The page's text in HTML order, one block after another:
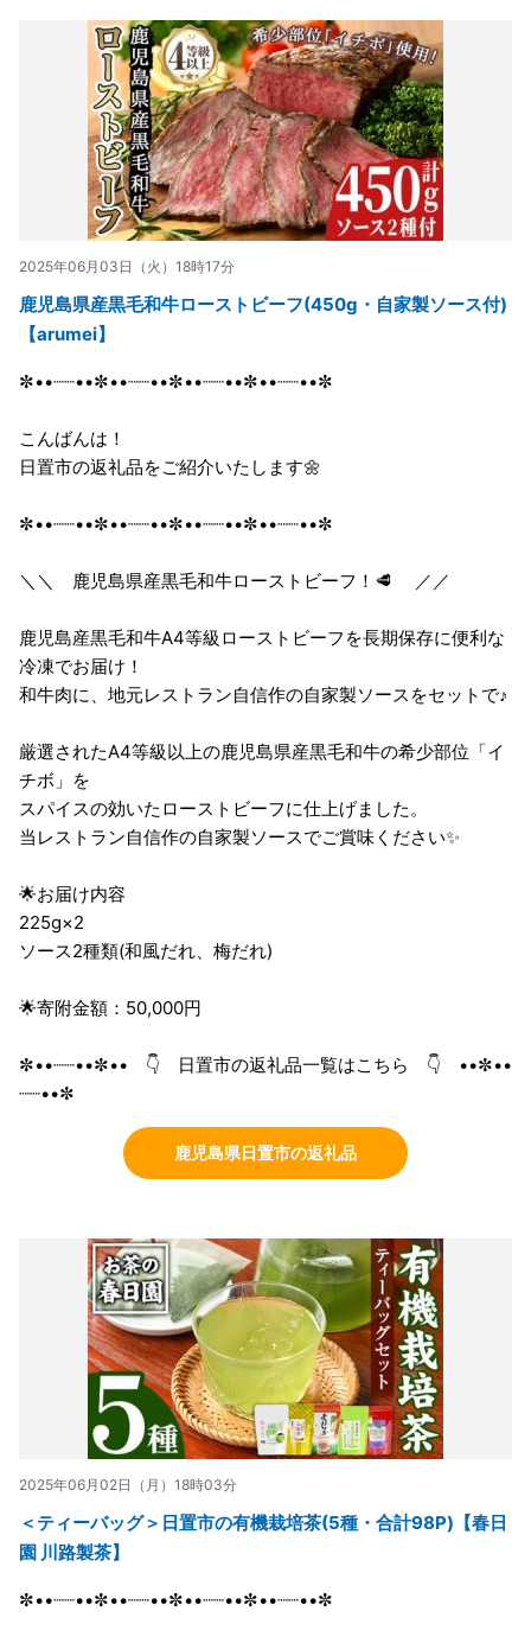
2025年06月03日（火）18時17分
鹿児島県産黒毛和牛ローストビーフ(450g・自家製ソース付)
【arumei】
✼••┈┈••✼••┈┈••✼••┈┈••✼••┈┈••✼
こんばんは！
日置市の返礼品をご紹介いたします🌼
✼••┈┈••✼••┈┈••✼••┈┈••✼••┈┈••✼
＼＼ 鹿児島県産黒毛和牛ローストビーフ！🥩 ／／
鹿児島産黒毛和牛A4等級ローストビーフを長期保存に便利な
冷凍でお届け！
和牛肉に、地元レストラン自信作の自家製ソースをセットで♪
厳選されたA4等級以上の鹿児島県産黒毛和牛の希少部位「イ
チボ」を
スパイスの効いたローストビーフに仕上げました。
当レストラン自信作の自家製ソースでご賞味ください✨
🌟お届け内容
225g×2
ソース2種類(和風だれ、梅だれ)
🌟寄附金額：50,000円
✼••┈┈••✼•• 👇 日置市の返礼品一覧はこちら 👇 ••✼••
┈┈••✼
鹿児島県日置市の返礼品
2025年06月02日（月）18時03分
＜ティーバッグ＞日置市の有機栽培茶(5種・合計98P)【春日
園 川路製茶】
✼••┈┈••✼••┈┈••✼••┈┈••✼••┈┈••✼